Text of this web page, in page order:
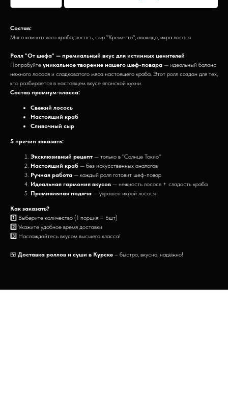
Состав:
Мясо камчатского краба, лосось, сыр "Креметто", авокадо, икра лосося
Ролл "От шефа" — премиальный вкус для истинных ценителей
Попробуйте уникальное творение нашего шеф-повара — идеальный баланс
нежного лосося и сладковатого мяса настоящего краба. Этот ролл создан для тех,
кто разбирается в настоящем вкусе японской кухни.
Состав премиум-класса:
Свежий лосось
Настоящий краб
Сливочный сыр
5 причин заказать:
Эксклюзивный рецепт — только в "Солнце Токио"
Настоящий краб — без искусственных аналогов
Ручная работа — каждый ролл готовит шеф-повар
Идеальная гармония вкусов — нежность лосося + сладость краба
Премиальная подача — украшен икрой лосося
Как заказать?
1️⃣ Выберите количество (1 порция = 6шт)
2️⃣ Укажите удобное время доставки
3️⃣ Наслаждайтесь вкусом высшего класса!
🍱 Доставка роллов и суши в Курске – быстро, вкусно, надёжно!